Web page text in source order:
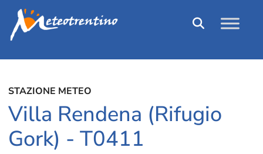
STAZIONE METEO
Villa Rendena (Rifugio
Gork) - T0411